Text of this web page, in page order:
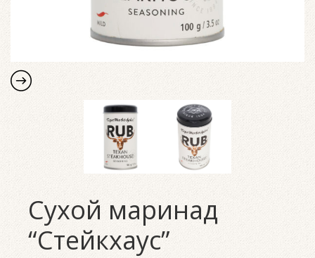
Сухой маринад
“Стейкхаус”